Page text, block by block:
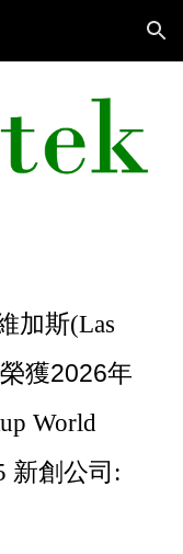
Skip to navigation
加斯(Las
榮獲2026年
World
新創公司: